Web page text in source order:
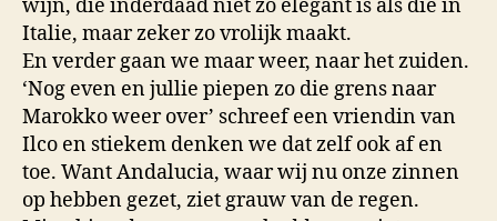
wijn, die inderdaad niet zo elegant is als die in
Italie, maar zeker zo vrolijk maakt.
En verder gaan we maar weer, naar het zuiden.
‘Nog even en jullie piepen zo die grens naar
Marokko weer over’ schreef een vriendin van
Ilco en stiekem denken we dat zelf ook af en
toe. Want Andalucia, waar wij nu onze zinnen
op hebben gezet, ziet grauw van de regen.